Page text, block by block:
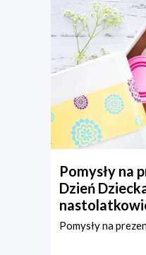
Pomysły na
Dzień
Pomysły na